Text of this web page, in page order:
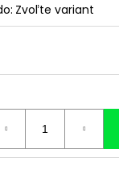
Zvoľte variant